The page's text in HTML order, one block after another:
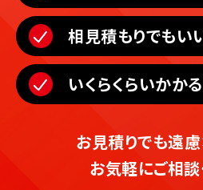
相見積もりでもい
いくらくらいかか
お見積りでも遠慮
お気軽にご相談